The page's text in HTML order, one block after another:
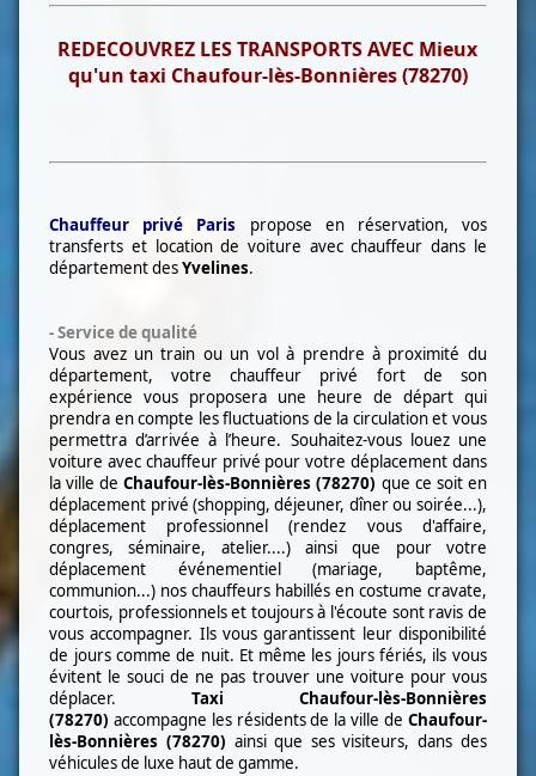
REDECOUVREZ LES TRANSPORTS AVEC Mieux
qu'un taxi Chaufour-lès-Bonnières (78270)
Chauffeur privé Paris propose en réservation, vos
transferts et location de voiture avec chauffeurdans le
département desYvelines.
-Service de qualité
Vous avez un train ou un vol à prendre à proximité du
département, votre chauffeur privé fort de son
expérience vous proposera une heure de départ qui
prendra en compte les fluctuations de la circulation et vous
permettra d’arrivée à l’heure. Souhaitez-vous louez une
voiture avec chauffeur privé pour votre déplacement dans
la ville deChaufour-lès-Bonnières (78270) que ce soit en
déplacement privé (shopping, déjeuner, dîner ou soirée...),
déplacement professionnel (rendez vous d'affaire,
congres, séminaire, atelier....) ainsi que pour votre
déplacement événementiel (mariage, baptême,
communion...) nos chauffeurs habillés en costume cravate,
courtois, professionnels et toujours à l'écoute sont ravis de
vous accompagner. Ils vousgarantissent leur disponibilité
de jours comme de nuit. Et même les jours fériés, ils vous
évitent le souci de ne pas trouver une voiture pour vous
déplacer. Taxi
Chaufour-lès-Bonnières
(78270) accompagne les résidents de la ville de Chaufour-
lès-Bonnières (78270) ainsi que ses visiteurs, dans des
véhicules de luxe hautde gamme.